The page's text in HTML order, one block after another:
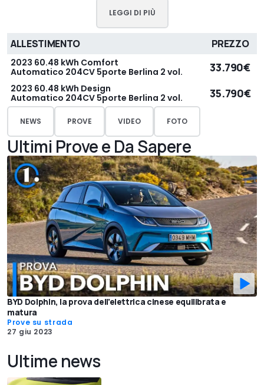
LEGGI DI PIÙ
ALLESTIMENTO PREZZO
2023 60.48 kWh Comfort
Automatico 204CV 5porte Berlina 2 vol.
33.790€
2023 60.48 kWh Design
Automatico 204CV 5porte Berlina 2 vol.
35.790€
NEWS PROVE VIDEO FOTO
Ultimi Prove e Da Sapere
BYD Dolphin, la prova dell'elettrica cinese equilibrata e
matura
Prove su strada
27 giu 2023
Ultime news